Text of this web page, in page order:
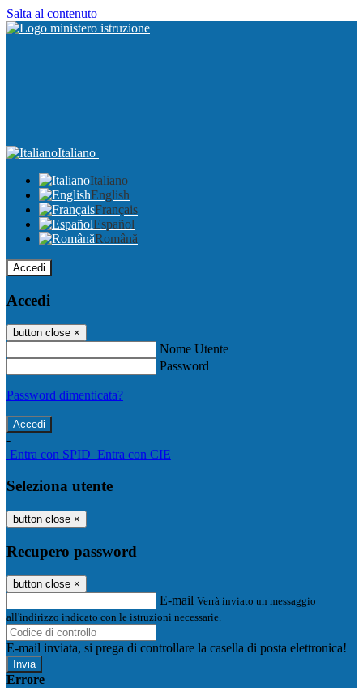
Salta al contenuto
Italiano
Italiano
English
Français
Español
Română
Accedi
Accedi
button close ×
Nome Utente
Password
Password dimenticata?
-
Entra con SPID Entra con CIE
Seleziona utente
button close ×
Recupero password
button close ×
E-mail Verrà inviato un messaggio
all'indirizzo indicato con le istruzioni necessarie.
E-mail inviata, si prega di controllare la casella di posta elettronica!
Errore